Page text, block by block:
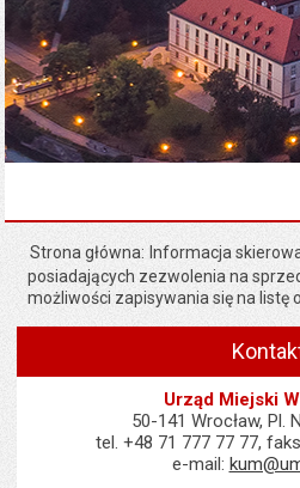
Strona główna Informacja
posiadających zezwolenia na
możliwości zapisywania się na listę
Urząd Miejski
50-141 Wrocław, Pl.
tel. +48 71 777 77 77,
e-mail: